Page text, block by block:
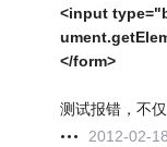
<input
</form>
测试报错，不
2012-02-18